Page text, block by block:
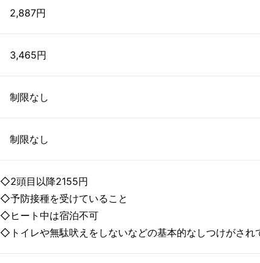
2,887円
3,465円
制限なし
制限なし
◇2頭目以降2155円
◇予防接種を受けていること
◇ヒート中は宿泊不可
◇トイレや無駄吠えをしないなどの基本的なしつけがされ